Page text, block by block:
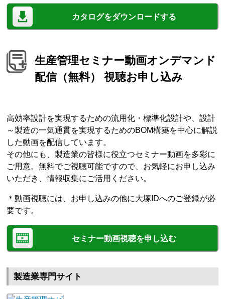
カタログをダウンロードする
生産管理セミナー動画オンデマンド
配信（無料） 視聴お申し込み
高効率設計を実現するための流用化・標準化設計や、設計
～製造の一気通貫を実現するためのBOM構築を中心に解説
した動画を配信しています。
その他にも、製造業の皆様に役立つセミナー動画を多彩に
ご用意。無料でご視聴可能ですので、お気軽にお申し込み
いただき、情報収集にご活用ください。
＊動画視聴には、お申し込みの他に大塚IDへのご登録が必
要です。
セミナー動画視聴を申し込む
製造業専門サイト